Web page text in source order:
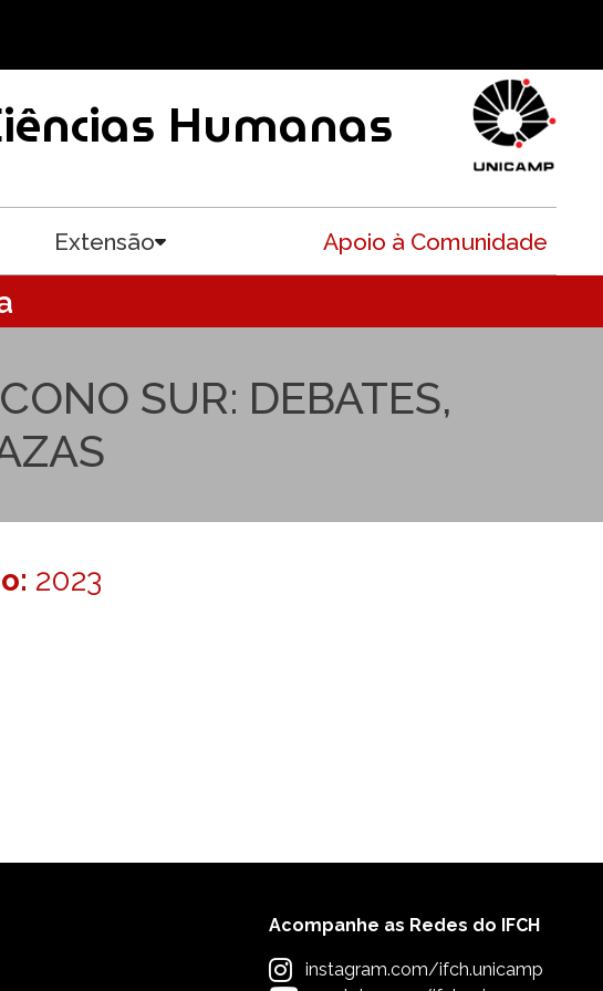
Humanas
Extensão Apoio à Comunidade
SUR: DEBATES,
2023
Acompanhe as Redes do IFCH
instagram.com/ifch.unicamp